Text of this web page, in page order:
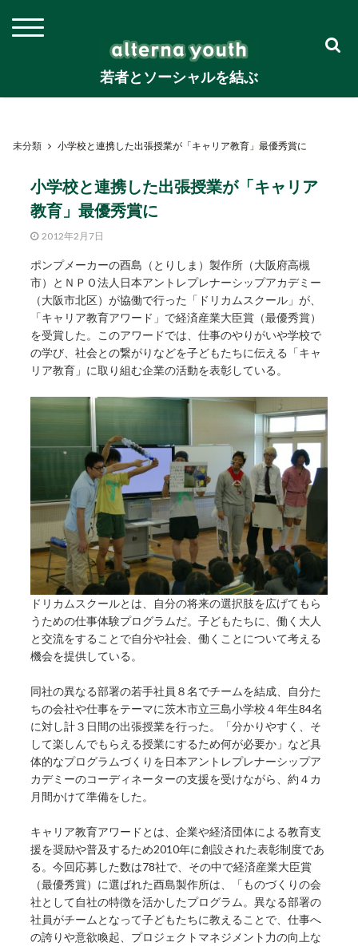
若者とソーシャルを結ぶ
未分類 小学校と連携した出張授業が「キャリア教育」最優秀賞に
小学校と連携した出張授業が「キャリア
教育」最優秀賞に
2012年2月7日
ポンプメーカーの酉島（とりしま）製作所（大阪府高槻
市）とＮＰＯ法人日本アントレプレナーシップアカデミー
（大阪市北区）が協働で行った「ドリカムスクール」が、
「キャリア教育アワード」で経済産業大臣賞（最優秀賞）
を受賞した。このアワードでは、仕事のやりがいや学校で
の学び、社会との繋がりなどを子どもたちに伝える「キャ
リア教育」に取り組む企業の活動を表彰している。
ドリカムスクールとは、自分の将来の選択肢を広げてもら
うための仕事体験プログラムだ。子どもたちに、働く大人
と交流をすることで自分や社会、働くことについて考える
機会を提供している。
同社の異なる部署の若手社員８名でチームを結成、自分た
ちの会社や仕事をテーマに茨木市立三島小学校４年生84名
に対し計３日間の出張授業を行った。「分かりやすく、そ
して楽しんでもらえる授業にするため何が必要か」など具
体的なプログラムづくりを日本アントレプレナーシップア
カデミーのコーディネーターの支援を受けながら、約４カ
月間かけて準備をした。
キャリア教育アワードとは、企業や経済団体による教育支
援を奨励や普及するため2010年に創設された表彰制度であ
る。今回応募した数は78社で、その中で経済産業大臣賞
（最優秀賞）に選ばれた酉島製作所は、「ものづくりの会
社として自社の特徴を活かしたプログラム。異なる部署の
社員がチームとなって子どもたちに教えることで、仕事へ
の誇りや意欲喚起、プロジェクトマネジメント力の向上な